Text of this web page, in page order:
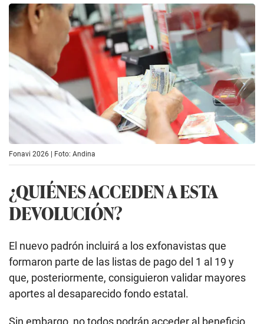
Fonavi 2026 | Foto: Andina
¿QUIÉNES ACCEDEN A ESTA
DEVOLUCIÓN?
El nuevo padrón incluirá a los exfonavistas que
formaron parte de las listas de pago del 1 al 19 y
que, posteriormente, consiguieron validar mayores
aportes al desaparecido fondo estatal.
Sin embargo, no todos podrán acceder al beneficio.